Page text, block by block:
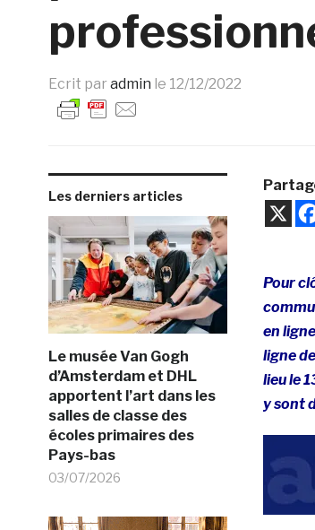
Ecrit par admin le 12/12/2022
Les derniers articles
Le musée Van Gogh
d’Amsterdam et DHL
apportent l’art dans les
salles de classe des
écoles primaires des
Pays-bas
03/07/2026
Pour
en
ligne
lieu le
y sont